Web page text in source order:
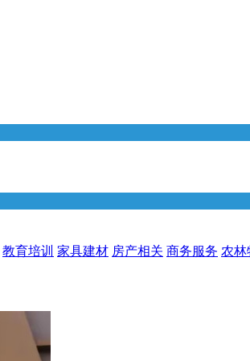
教育培训 家具建材 房产相关 商务服务 农林